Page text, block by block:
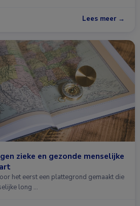
Lees meer →
zieke en gezonde menselijke
het eerst een plattegrond gemaakt die
long …